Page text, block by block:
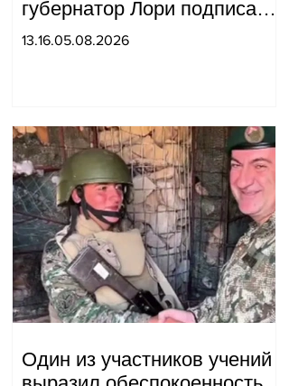
губернатор Лори подписал
постановление о запрете
13.16.05.08.2026
Один из участников учений